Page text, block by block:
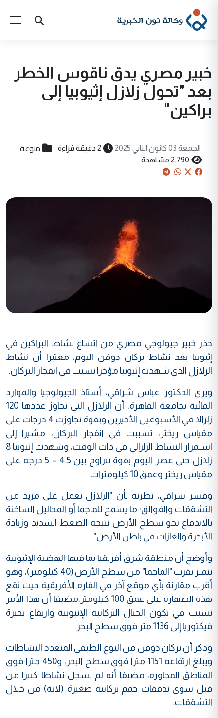
خبير مصري يدق ناقوس الخطر
بعد "تحول زلازل إثيوبيا إلى
براكين"
الجمعة 03 كانون الثاني 2025 2 دقيقة قراءة منوعة
2,790 مشاهدة
حذر خبير جيولوجي مصري من اتساع نشاط البراكين في
إثيوبيا بعد نشاط بركان دوفن اليوم، معتبرا أن نشاط
الزلازل الذي شهدته إثيوبيا مؤخرا تسبب في انفجار البركان.
ويرى الدكتور عباس شراقي، أستاذ الجيولوجيا والموارد
المائية بجامعة القاهرة، أن الزلازل التي تجاوز عددها 120
زلزالا في الأسبوعين الأخيرين وبقوة تجاوزت 4 درجات على
مقياس ريختر، تسببت في انفجار البركان، مشيرا إلى
استمرار النشاط الزلزالي في ذات الوقت، وشهدت إثيوبيا 8
زلازل حتى عصر اليوم بقوة تتراوح بين 4.5 – 5 درجة على
مقياس ريختر وعمق 10 كيلومترات.
وفسر شراقي، نظرته بأن "الزلازل تعمل على مزيد من
التشققات والفوالق؛ ما يسمح للماجما أو المحاليل الساخنة
بالاندفاع نحو سطح الأرض نتيجة الضغط الشديد وزيادة
الأبخرة والغازات فى باطن الأرض".
وأوضح أن منطقة شرق أفريقيا بما فيها الهضبة الإثيوبية
تتميز بقرب "الماجما" من سطح الأرض (40 كيلومتر)، وهو
أقرب مقارنة بأي موقع آخر في القارة الأفريقية حيث تقع
هذه الصهارة على عمق 100 كيلومتر،مضيفا أن هذا الأمر
تسبب في تكون الجبال البركانية الإثيوبية وارتفاع بحيرة
فيكتوريا إلى 1136 متر فوق سطح البحر.
وذكر أن بركان دوفن من النوع الطبقي المتعدد النشاطات
ويبلغ ارتفاعه 1151 مترا فوق سطح البحر، و450 مترا فوق
المناطق المجاورة، مضيفا أنه لم يسجل نشاطا كبيرا من
قبل سوى تدفقات حمم بركانية صغيرة (لابة) من خلال
التشققات.